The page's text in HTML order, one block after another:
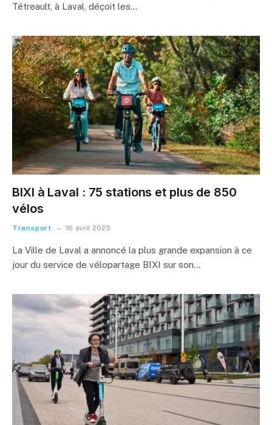
Tétreault, à Laval, déçoit les…
BIXI à Laval : 75 stations et plus de 850
vélos
Transport 16 avril 2025
La Ville de Laval a annoncé la plus grande expansion à ce
jour du service de vélopartage BIXI sur son…